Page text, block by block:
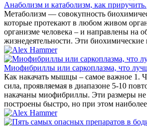
Анаболизм и катаболизм, как приручить.
Метаболизм — совокупность
которые протекают в любом живом
организме человека – и направлены на
жизнедеятельности. Эти биохимические
Миофибриллы или саркоплазма, что
Как накачать мышцы – самое важное 1.
сила, проявляемая в диапазоне 5-10
накачаны миофибриллы. Эти размеры не
построены быстро, но при этом